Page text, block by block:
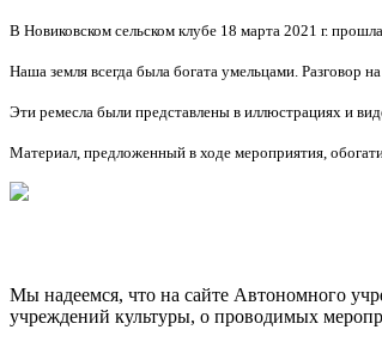
В Новиковском сельском клубе 18 марта 2021 г.
Наша земля всегда была богата умельцами.
Эти ремесла были представлены в иллюстрациях и
Материал, предложенный в ходе мероприятия,
Мы надеемся, что на сайте Автономного
учреждений культуры, о проводимых